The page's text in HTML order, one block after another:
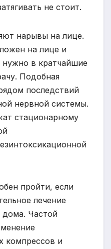
не стоит.
нарывы на лице.
на лице и
в кратчайшие
Подобная
последствий
нервной системы.
стационарному
пройти, если
лечение
Частой
компрессов и